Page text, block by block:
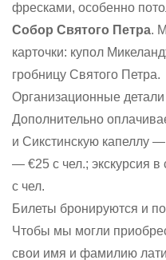
фресками, особенно
Собор Святого Петра.
карточки: купол
гробницу Святого Петра.
Организационные детали
Дополнительно
и Сикстинскую капеллу
— €25 с чел.; экскурсия
с чел.
Билеты бронируются и
Чтобы мы могли
свои имя и фамилию